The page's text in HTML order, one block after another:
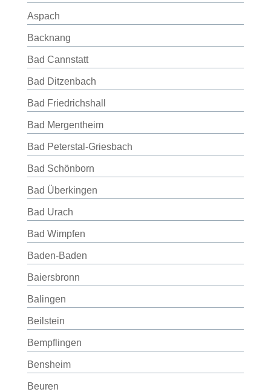
Aspach
Backnang
Bad Cannstatt
Bad Ditzenbach
Bad Friedrichshall
Bad Mergentheim
Bad Peterstal-Griesbach
Bad Schönborn
Bad Überkingen
Bad Urach
Bad Wimpfen
Baden-Baden
Baiersbronn
Balingen
Beilstein
Bempflingen
Bensheim
Beuren